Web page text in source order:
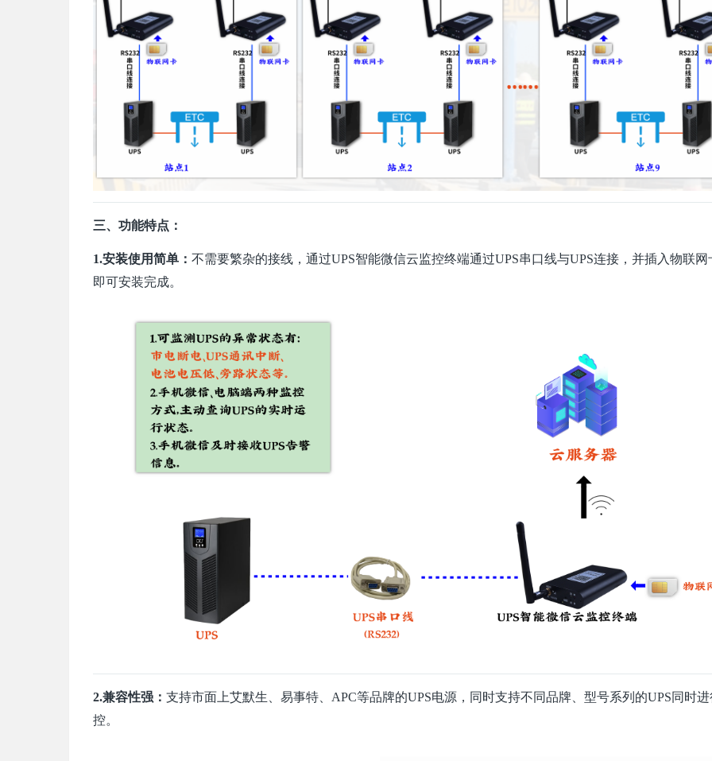
三、功能特点：
1.安装使用简单： 不需要繁杂的接线，通过UPS智能微信云监控终端通过UPS串口线与UPS连接，并插入物联网
即可安装完成。
2.兼容性强： 支持市面上艾默生、易事特、APC等品牌的UPS电源，同时支持不同品牌、型号系列的UPS同时
控。